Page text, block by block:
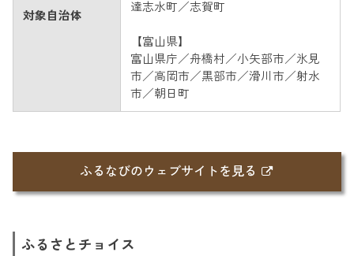
対象自治体
達志水町／志賀町
【富山県】
富山県庁／舟橋村／小矢部市／氷見
市／高岡市／黒部市／滑川市／射水
市／朝日町
ふるなびのウェブサイトを見る
ふるさとチョイス